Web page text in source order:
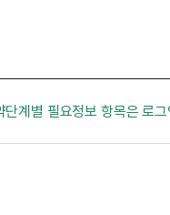
계별 필요정보 항목은 로